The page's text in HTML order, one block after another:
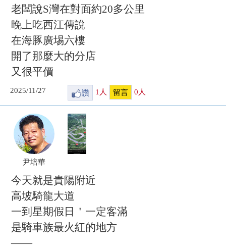
老闆說S灣在對面約20多公里
晚上吃西江傳說
在海豚廣埸六樓
開了那麼大的分店
又很平價
2025/11/27 讚 1 人 留言 0 人
尹培華
今天就是貴陽附近
高坡騎龍大道
一到星期假日＇一定客滿
是騎車族最火紅的地方
——